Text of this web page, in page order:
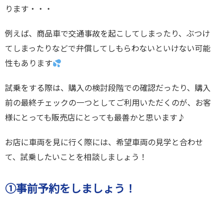
ります・・・
例えば、商品車で交通事故を起こしてしまったり、ぶつけ
てしまったりなどで弁償してしもらわないといけない可能
性もあります
試乗をする際は、購入の検討段階での確認だったり、購入
前の最終チェックの一つとしてご利用いただくのが、お客
様にとっても販売店にとっても最善かと思います♪
お店に車両を見に行く際には、希望車両の見学と合わせ
て、試乗したいことを相談しましょう！
①事前予約をしましょう！